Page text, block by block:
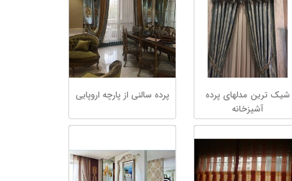
شیک ترین مدلهای پرده
آشپزخانه
پرده سالنى از پارچه اروپایى